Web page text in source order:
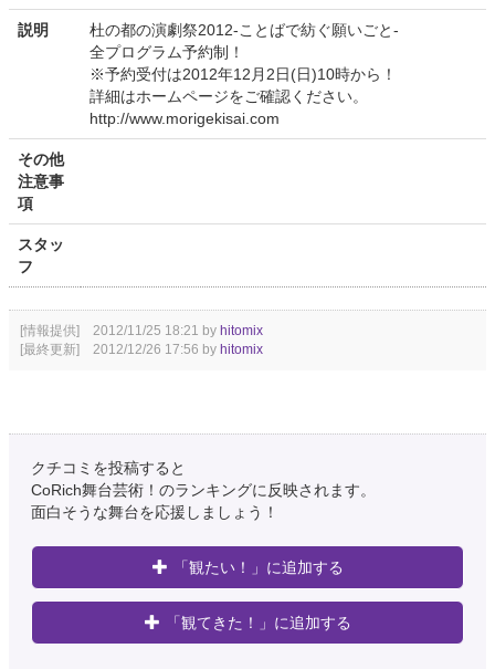
説明
杜の都の演劇祭2012-ことばで紡ぐ願いごと-
全プログラム予約制！
※予約受付は2012年12月2日(日)10時から！
詳細はホームページをご確認ください。
http://www.morigekisai.com
その他
注意事
項
スタッ
フ
[情報提供] 2012/11/25 18:21 by hitomix
[最終更新] 2012/12/26 17:56 by hitomix
クチコミを投稿すると
CoRich舞台芸術！のランキングに反映されます。
面白そうな舞台を応援しましょう！
「観たい！」に追加する
「観てきた！」に追加する